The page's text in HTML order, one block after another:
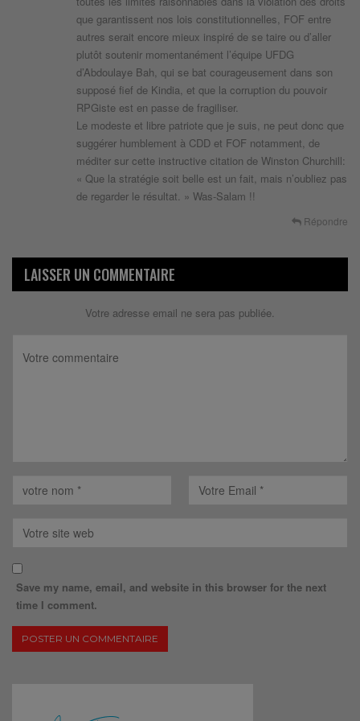
que garantissent nos lois constitutionnelles, FOF entre
autres serait encore mieux inspiré de se taire ou d’aller
plutôt soutenir momentanément l’équipe UFDG
d’Abdoulaye Bah, qui se bat courageusement dans son
supposé fief de Kindia, et que la corruption du pouvoir
RPGiste est en passe de fragiliser.
Le modeste et libre patriote que je suis, ne peut donc que
suggérer humblement à CDD et FOF notamment, de
méditer sur cette instructive citation de Winston Churchill:
« Que la stratégie soit belle est un fait, mais n’oubliez pas
de regarder le résultat. » Was-Salam !!
Répondre
LAISSER UN COMMENTAIRE
Votre adresse email ne sera pas publiée.
Save my name, email, and website in this browser for the next
time I comment.